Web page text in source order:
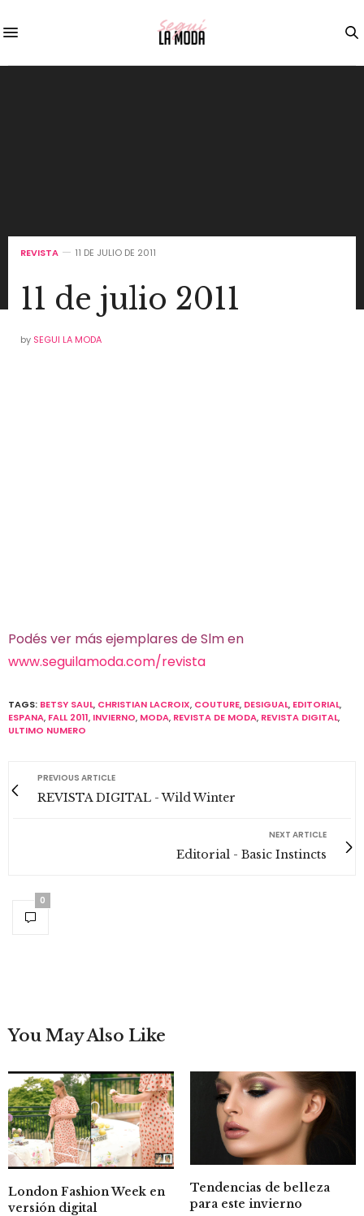
REVISTA 11 DE JULIO DE 2011
11 de julio 2011
by SEGUI LA MODA
Podés ver más ejemplares de Slm en
www.seguilamoda.com/revista
TAGS: BETSY SAUL, CHRISTIAN LACROIX, COUTURE, DESIGUAL, EDITORIAL,
ESPANA, FALL 2011, INVIERNO, MODA, REVISTA DE MODA, REVISTA DIGITAL,
ULTIMO NUMERO
PREVIOUS ARTICLE
REVISTA DIGITAL - Wild Winter
NEXT ARTICLE
Editorial - Basic Instincts
0
You May Also Like
London Fashion Week en
versión digital
Tendencias de belleza
para este invierno